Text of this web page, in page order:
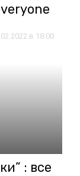
в 18:00
: все